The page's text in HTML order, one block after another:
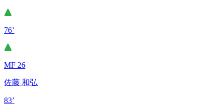
76’
MF 26
佐藤 和弘
83’